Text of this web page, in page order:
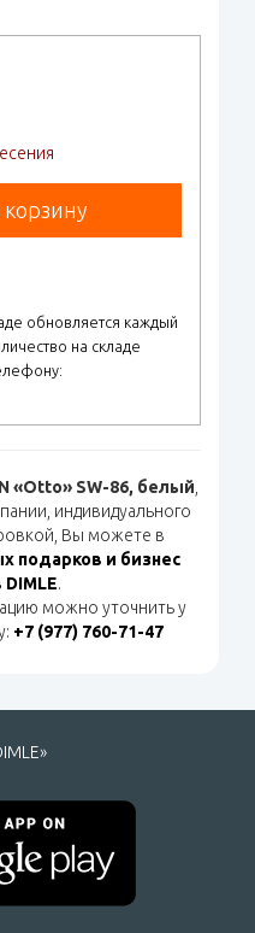
обновляется каждый
на складе
«Otto» SW-86, белый,
индивидуального
Вы можете в
подарков и бизнес
.
можно уточнить у
+7 (977) 760-71-47